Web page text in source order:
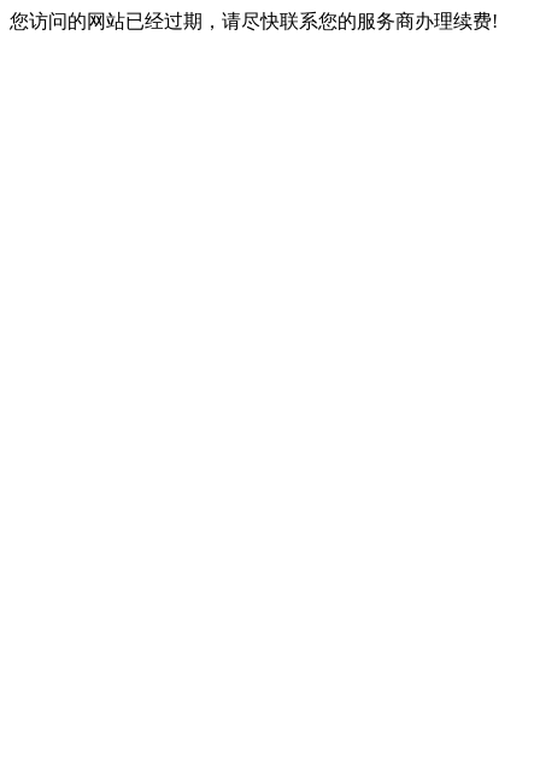
您访问的网站已经过期，请尽快联系您的服务商办理续费!